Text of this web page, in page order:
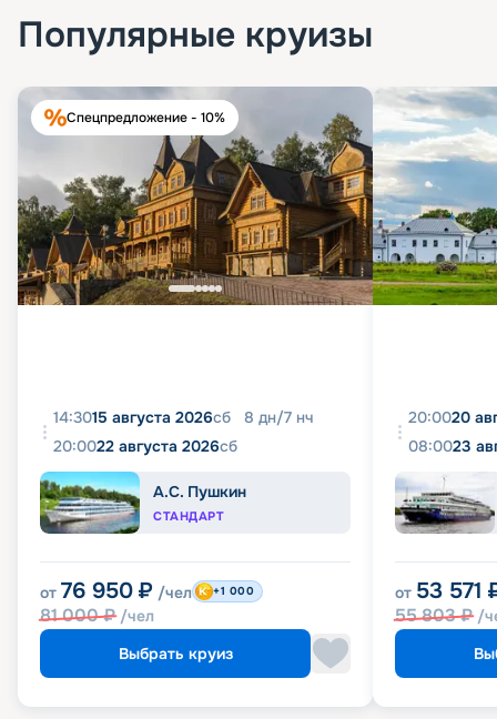
Популярные круизы
Спецпредложение - 10%
14:3015 августа 2026сб 8 дн/7 нч
20:0022 августа 2026сб
А.С. Пушкин
СТАНДАРТ
от 76 950 ₽ /чел
81 000₽ /чел
+1 000
Выбрать круиз
20:0020
08:0023
от 53 571
55 803₽ /